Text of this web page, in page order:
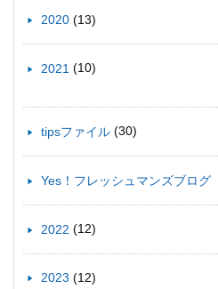
2020 (13)
2021 (10)
tipsファイル (30)
Yes！フレッシュマンズブログ
2022 (12)
2023 (12)